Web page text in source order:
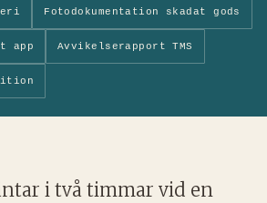
Fotodokumentation skadat gods
app Avvikelserapport TMS
i två timmar vid en